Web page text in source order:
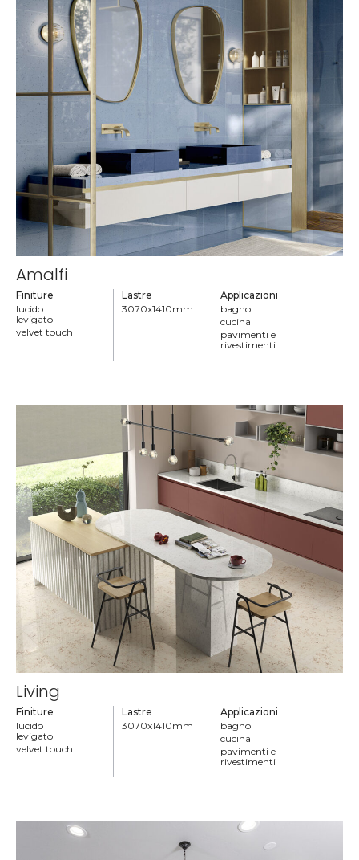
Amalfi
Finiture
lucido
levigato
velvet touch
Lastre
3070x1410mm
Applicazioni
bagno
cucina
pavimenti e
rivestimenti
Living
Finiture
lucido
levigato
velvet touch
Lastre
3070x1410mm
Applicazioni
bagno
cucina
pavimenti e
rivestimenti